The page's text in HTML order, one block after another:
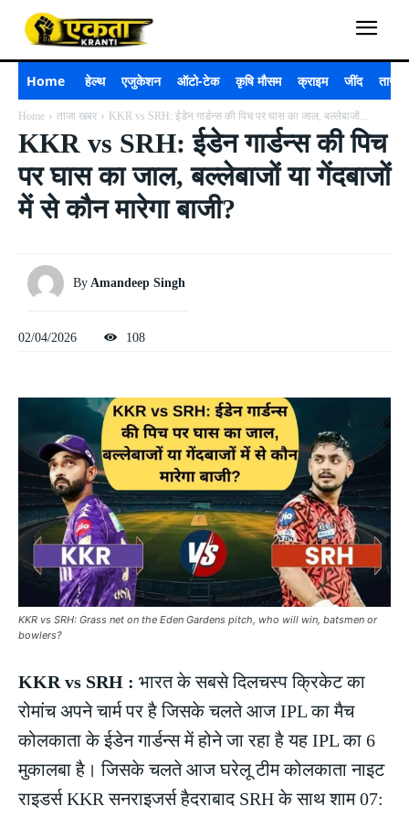
Home हेल्थ एजुकेशन ऑटो-टेक कृषि मौसम क्राइम जींद ताजा
Home ताजा खबर KKR vs SRH: ईडेन गार्डन्स की पिच पर घास का जाल, बल्लेबाजों...
KKR vs SRH: ईडेन गार्डन्स की पिच
पर घास का जाल, बल्लेबाजों या गेंदबाजों
में से कौन मारेगा बाजी?
By Amandeep Singh
02/04/2026 108
KKR vs SRH: Grass net on the Eden Gardens pitch, who will win, batsmen or
bowlers?
KKR vs SRH : भारत के सबसे दिलचस्प क्रिकेट का
रोमांच अपने चार्म पर है जिसके चलते आज IPL का मैच
कोलकाता के ईडेन गार्डन्स में होने जा रहा है यह IPL का 6
मुकालबा है। जिसके चलते आज घरेलू टीम कोलकाता नाइट
राइडर्स KKR सनराइजर्स हैदराबाद SRH के साथ शाम 07: